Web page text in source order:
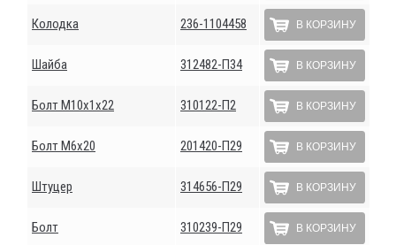
Колодка 236-1104458 В КОРЗИНУ
Шайба 312482-П34 В КОРЗИНУ
Болт М10х1х22 310122-П2 В КОРЗИНУ
Болт М6х20 201420-П29 В КОРЗИНУ
Штуцер 314656-П29 В КОРЗИНУ
Болт 310239-П29 В КОРЗИНУ